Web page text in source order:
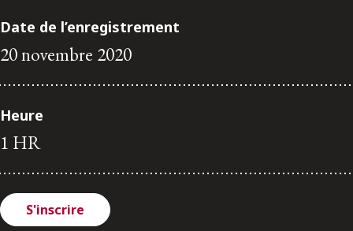
Date de l’enregistrement
20 novembre 2020
Heure
1 HR
S'inscrire